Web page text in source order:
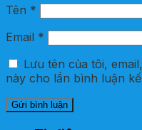
Tên *
Email *
Lưu tên của tôi,
này cho lần bình luận